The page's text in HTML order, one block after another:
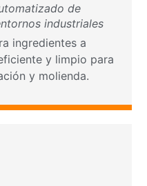
de
industriales
ingredientes a
y limpio para
y molienda.